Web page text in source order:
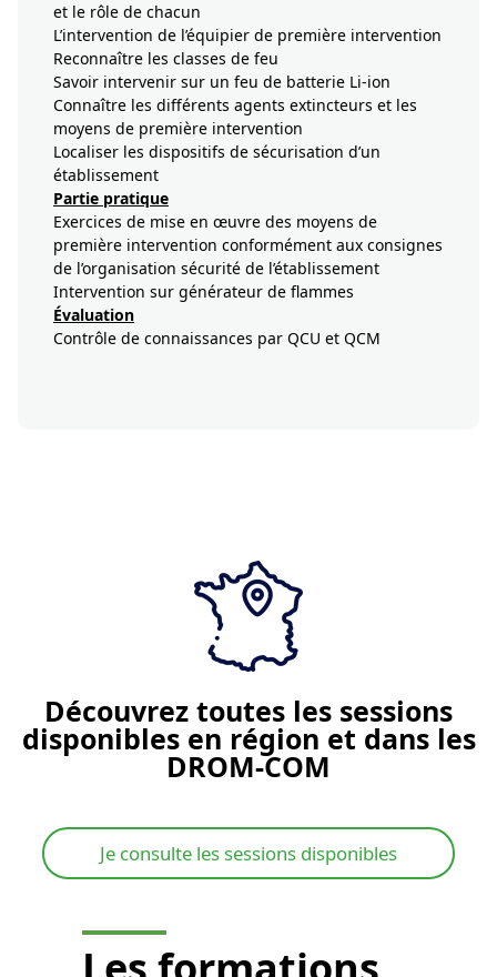
et le rôle de chacun
L’intervention de l’équipier de première intervention
Reconnaître les classes de feu
Savoir intervenir sur un feu de batterie Li-ion
Connaître les différents agents extincteurs et les
moyens de première intervention
Localiser les dispositifs de sécurisation d’un
établissement
Partie pratique
Exercices de mise en œuvre des moyens de
première intervention conformément aux consignes
de l’organisation sécurité de l’établissement
Intervention sur générateur de flammes
Évaluation
Contrôle de connaissances par QCU et QCM
Découvrez toutes les sessions
disponibles en région et dans les
DROM-COM
Je consulte les sessions disponibles